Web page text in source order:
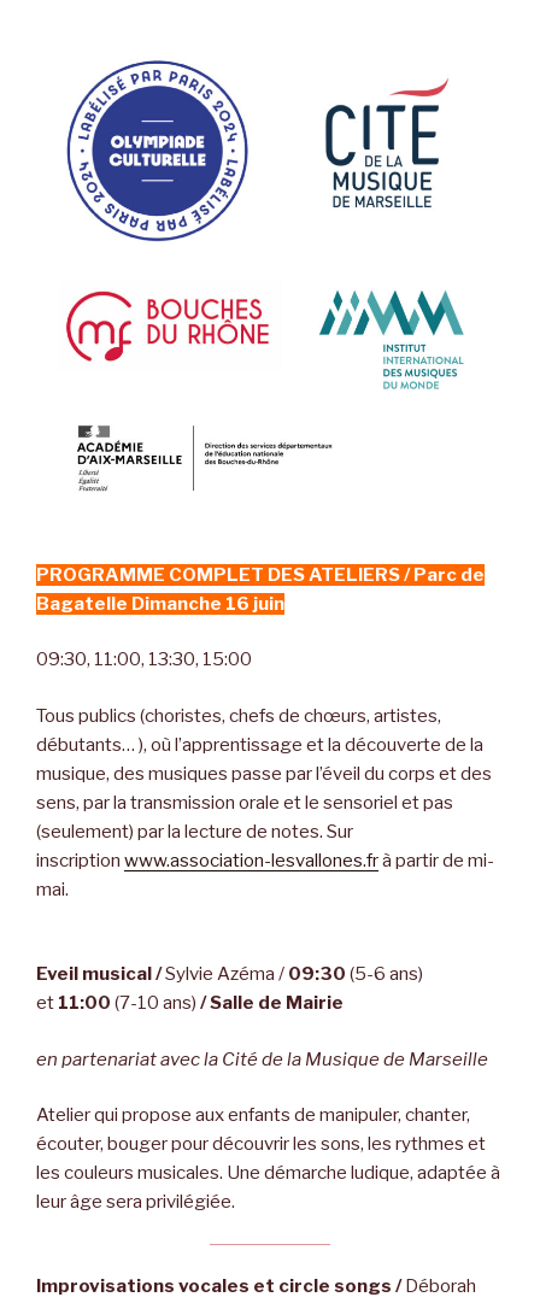
PROGRAMME COMPLET DES ATELIERS / Parc de
Bagatelle Dimanche 16 juin
09:30, 11:00, 13:30, 15:00
Tous publics (choristes, chefs de chœurs, artistes,
débutants… ), où l’apprentissage et la découverte de la
musique, des musiques passe par l’éveil du corps et des
sens, par la transmission orale et le sensoriel et pas
(seulement) par la lecture de notes. Sur
inscription www.association-lesvallones.frà partir de mi-
mai.
Eveil musical /Sylvie Azéma / 09:30 (5-6 ans)
et 11:00 (7-10 ans) / Salle de Mairie
en partenariat avec la Cité de la Musique de Marseille
Atelier qui propose aux enfants de manipuler, chanter,
écouter, bouger pour découvrir les sons, les rythmes et
les couleurs musicales. Une démarche ludique, adaptée à
leur âge sera privilégiée.
Improvisations vocales et circle songs / Déborah